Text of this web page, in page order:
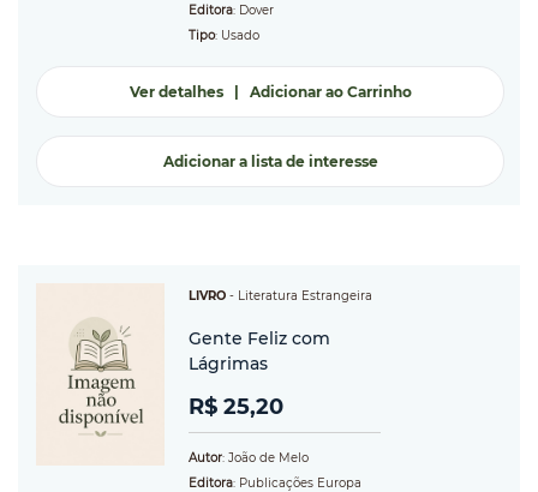
Editora: Dover
Tipo: Usado
Ver detalhes| Adicionar ao Carrinho
Adicionar a lista de interesse
LIVRO - Literatura Estrangeira
Gente Feliz com
Lágrimas
R$ 25,20
Autor: João de Melo
Editora: Publicações Europa